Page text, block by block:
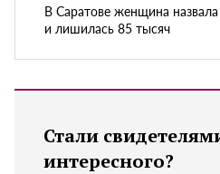
В Саратове женщина
и лишилась 85 тысяч
Стали
интересного?